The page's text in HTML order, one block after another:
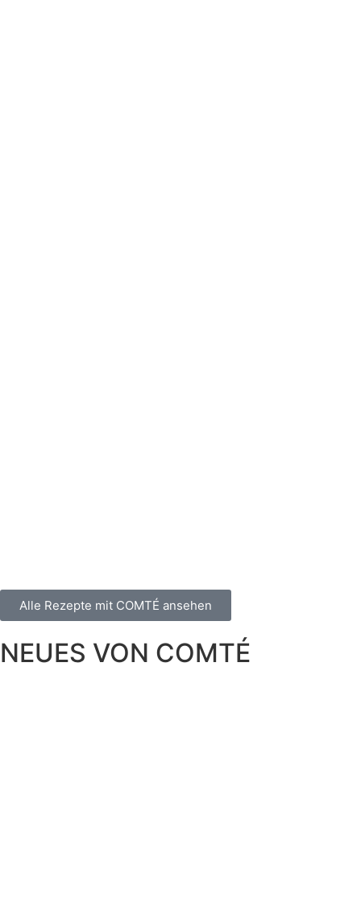
Alle Rezepte mit COMTÉ ansehen
NEUES VON COMTÉ